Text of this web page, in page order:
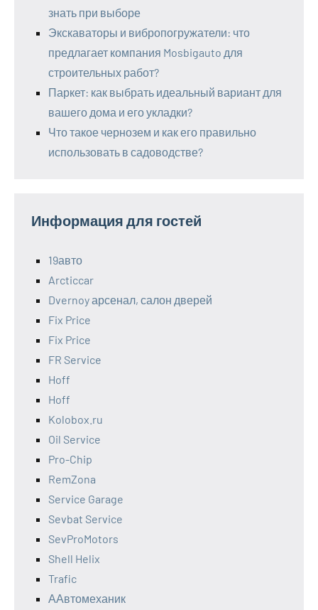
знать при выборе
Экскаваторы и вибропогружатели: что
предлагает компания Mosbigauto для
строительных работ?
Паркет: как выбрать идеальный вариант для
вашего дома и его укладки?
Что такое чернозем и как его правильно
использовать в садоводстве?
Информация для гостей
19авто
Arcticcar
Dvernoy арсенал, салон дверей
Fix Price
Fix Price
FR Service
Hoff
Hoff
Kolobox.ru
Oil Service
Pro-Chip
RemZona
Service Garage
Sevbat Service
SevProMotors
Shell Helix
Trafic
ААвтомеханик